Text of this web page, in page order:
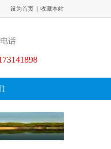
设为首页 收藏本站